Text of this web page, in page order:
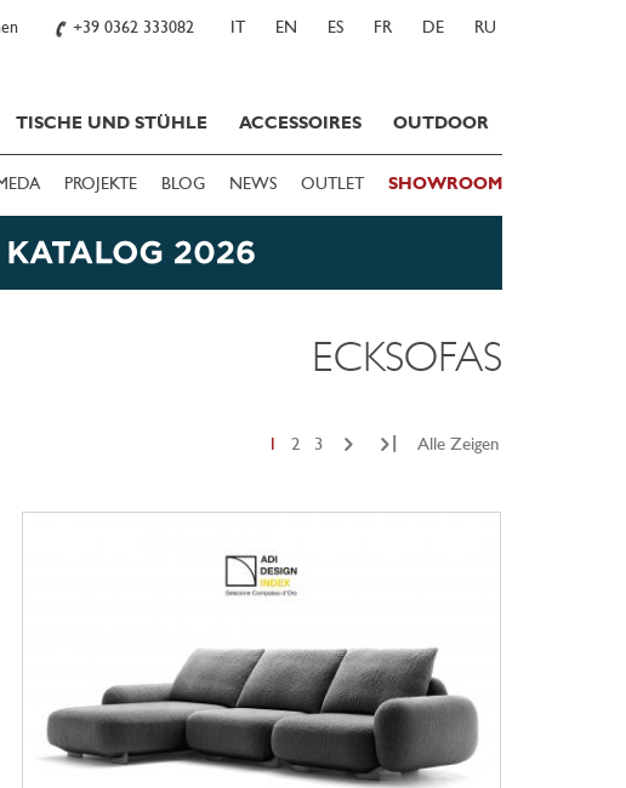
+39 0362 333082 IT EN ES FR DE RU
TISCHE UND STÜHLE ACCESSOIRES OUTDOOR
PROJEKTE BLOG NEWS OUTLET SHOWROOM
ECKSOFAS
1 2 3 Alle Zeigen